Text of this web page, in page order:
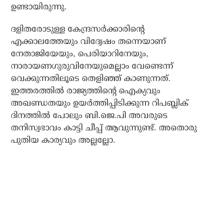
ഉണ്ടായിരുന്നു.
ദളിതരോടുള്ള കേന്ദ്രസര്‍ക്കാരിന്റെ
എക്കാലത്തേയും വിദ്വേഷം തന്നെയാണ്
നേതാജിയേയും, പെരിയാറിനേയും,
നാരായണഗുരുവിനേയുമെല്ലാം വേണ്ടെന്ന്
വെക്കുന്നതിലൂടെ തെളിഞ്ഞ് കാണുന്നത്.
ഇത്തരത്തില്‍ രാജ്യത്തിന്റെ ഐക്യവും
അഖണ്ഡതയും ഉയര്‍ത്തിപ്പിടിക്കുന്ന റിപബ്ലിക്
ദിനത്തില്‍ പോലും ബി.ജെ.പി അവരുടെ
തനിസ്വഭാവം കാട്ടി ചീപ്പ് ആവുന്നുണ്ട്. അതൊരു
പുതിയ കാര്യവും അല്ലല്ലോ.